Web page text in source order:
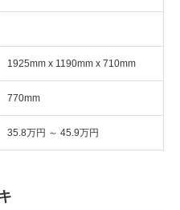
1925mm x 1190mm x 710mm
770mm
35.8万円 ～ 45.9万円